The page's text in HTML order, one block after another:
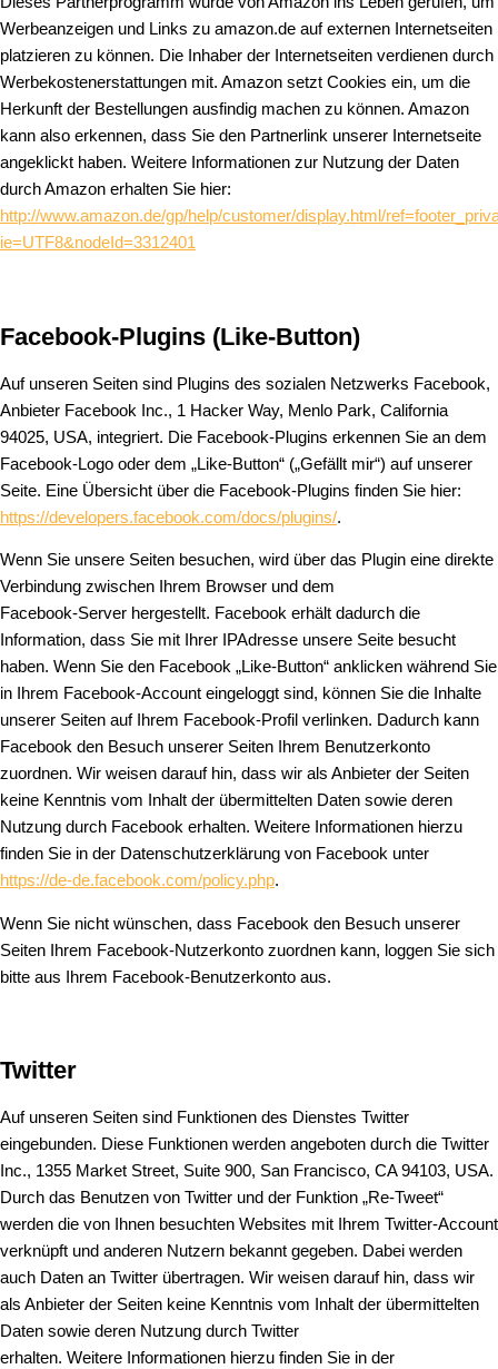
Werbeanzeigen und Links zu amazon.de auf externen Internetseiten
platzieren zu können. Die Inhaber der Internetseiten verdienen durch
Werbekostenerstattungen mit. Amazon setzt Cookies ein, um die
Herkunft der Bestellungen ausfindig machen zu können. Amazon
kann also erkennen, dass Sie den Partnerlink unserer Internetseite
angeklickt haben. Weitere Informationen zur Nutzung der Daten
durch Amazon erhalten Sie hier:
http://www.amazon.de/gp/help/customer/display.html/
ie=UTF8&nodeId=3312401
Facebook-Plugins (Like-Button)
Auf unseren Seiten sind Plugins des sozialen Netzwerks Facebook,
Anbieter Facebook Inc., 1 Hacker Way, Menlo Park, California
94025, USA, integriert. Die Facebook-Plugins erkennen Sie an dem
Facebook-Logo oder dem „Like-Button“ („Gefällt mir“) auf unserer
Seite. Eine Übersicht über die Facebook-Plugins finden Sie hier:
https://developers.facebook.com/docs/plugins/.
Wenn Sie unsere Seiten besuchen, wird über das Plugin eine direkte
Verbindung zwischen Ihrem Browser und dem
Facebook-Server hergestellt. Facebook erhält dadurch die
Information, dass Sie mit Ihrer IPAdresse unsere Seite besucht
haben. Wenn Sie den Facebook „Like-Button“ anklicken während Sie
in Ihrem Facebook-Account eingeloggt sind, können Sie die Inhalte
unserer Seiten auf Ihrem Facebook-Profil verlinken. Dadurch kann
Facebook den Besuch unserer Seiten Ihrem Benutzerkonto
zuordnen. Wir weisen darauf hin, dass wir als Anbieter der Seiten
keine Kenntnis vom Inhalt der übermittelten Daten sowie deren
Nutzung durch Facebook erhalten. Weitere Informationen hierzu
finden Sie in der Datenschutzerklärung von Facebook unter
https://de-de.facebook.com/policy.php.
Wenn Sie nicht wünschen, dass Facebook den Besuch unserer
Seiten Ihrem Facebook-Nutzerkonto zuordnen kann, loggen Sie sich
bitte aus Ihrem Facebook-Benutzerkonto aus.
Twitter
Auf unseren Seiten sind Funktionen des Dienstes Twitter
eingebunden. Diese Funktionen werden angeboten durch die Twitter
Inc., 1355 Market Street, Suite 900, San Francisco, CA 94103, USA.
Durch das Benutzen von Twitter und der Funktion „Re-Tweet“
werden die von Ihnen besuchten Websites mit Ihrem Twitter-Account
verknüpft und anderen Nutzern bekannt gegeben. Dabei werden
auch Daten an Twitter übertragen. Wir weisen darauf hin, dass wir
als Anbieter der Seiten keine Kenntnis vom Inhalt der übermittelten
Daten sowie deren Nutzung durch Twitter
erhalten. Weitere Informationen hierzu finden Sie in der